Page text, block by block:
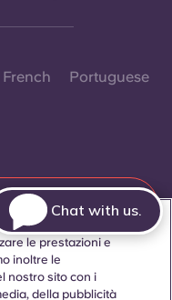
French Portuguese
termini che indicano
le prestazioni e
inoltre le
nostro sito con i
della pubblicità
Chat with us.